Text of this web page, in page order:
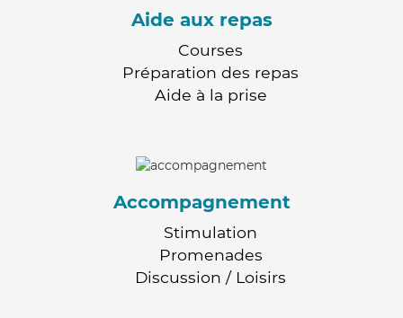
Aide aux repas
Courses
Préparation des repas
Aide à la prise
Accompagnement
Stimulation
Promenades
Discussion / Loisirs